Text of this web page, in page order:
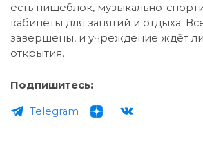
есть пищеблок, музыкально-
кабинеты для занятий и отдыха.
завершены, и учреждение ждёт
открытия.
Подпишитесь:
Telegram